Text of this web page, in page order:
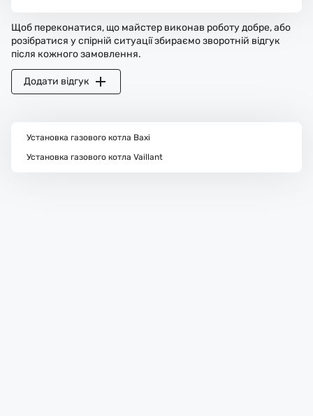
Щоб переконатися, що майстер виконав роботу добре, або
розібратися у спірній ситуації збираємо зворотній відгук
після кожного замовлення.
Додати відгук
Установка газового котла Baxi
Установка газового котла Vaillant